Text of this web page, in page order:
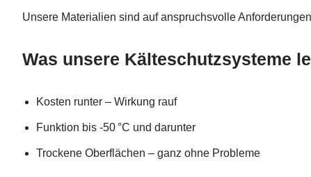
Unsere Materialien sind auf anspruchsvolle
Was unsere Kälteschutzsysteme
Kosten runter – Wirkung rauf
Funktion bis -50 °C und darunter
Trockene Oberflächen – ganz ohne Probleme